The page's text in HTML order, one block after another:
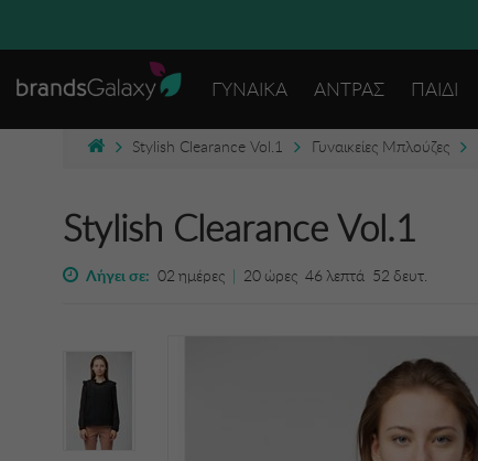
ΓΥΝΑΙΚΑ ΑΝΤΡΑΣ ΠΑΙΔΙ
Stylish Clearance Vol.1 Γυναικείες Μπλούζες
Stylish Clearance Vol.1
Λήγει σε: 02 ημέρες | 20 ώρες 46 λεπτά 52 δευτ.